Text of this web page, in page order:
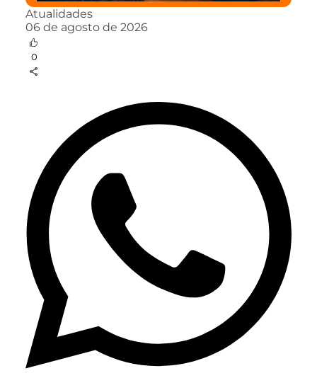
Atualidades
06 de agosto de 2026
0